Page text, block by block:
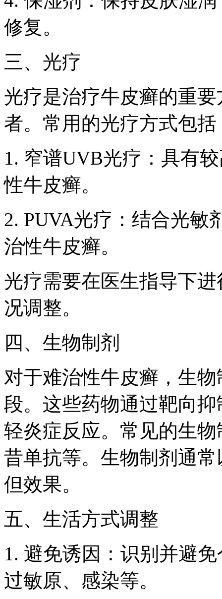
修复。
三、光疗
光疗是治疗牛皮癣的重
者。常用的光疗方式包括
1. 窄谱UVB光疗：具有
性牛皮癣。
2. PUVA光疗：结合光敏
治性牛皮癣。
光疗需要在医生指导下
况调整。
四、生物制剂
对于难治性牛皮癣，生
段。这些药物通过靶向
轻炎症反应。常见的生
昔单抗等。生物制剂通
但效果。
五、生活方式调整
1. 避免诱因：识别并避
过敏原、感染等。